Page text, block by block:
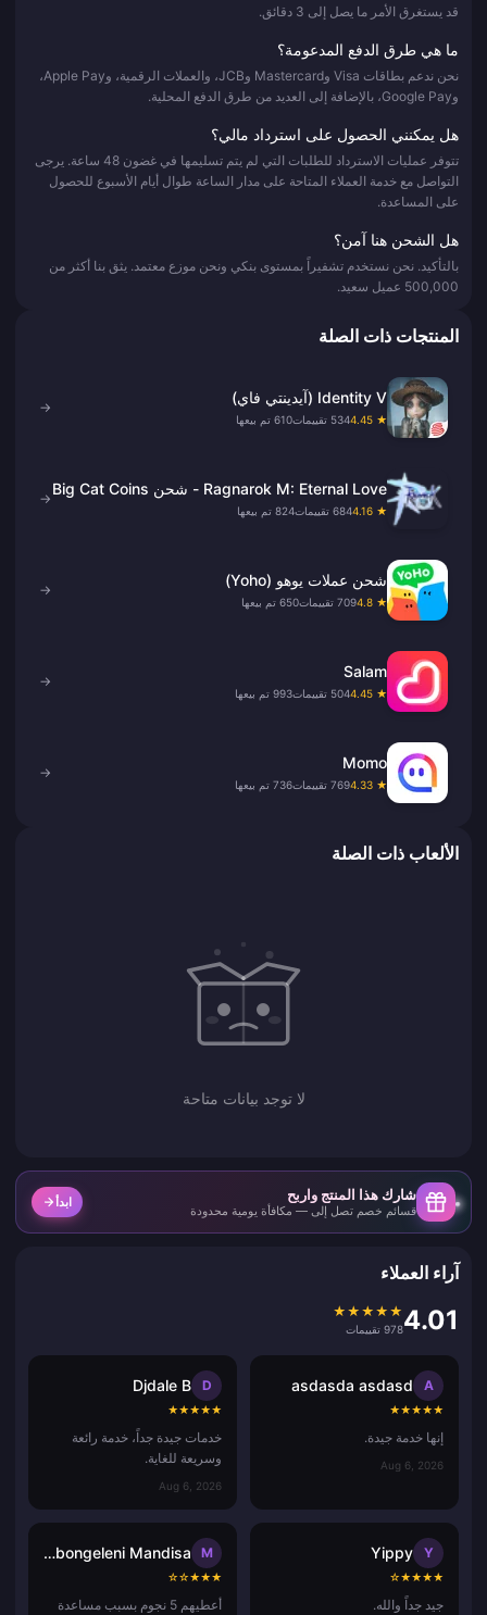
قد يستغرق الأمر ما يصل إلى 3 دقائق.
ما هي طرق الدفع المدعومة؟
نحن ندعم بطاقات Visa وMastercard وJCB، والعملات الرقمية، وApple Pay،
وGoogle Pay، بالإضافة إلى العديد من طرق الدفع المحلية.
هل يمكنني الحصول على استرداد مالي؟
تتوفر عمليات الاسترداد للطلبات التي لم يتم تسليمها في غضون 48 ساعة. يرجى
التواصل مع خدمة العملاء المتاحة على مدار الساعة طوال أيام الأسبوع للحصول
على المساعدة.
هل الشحن هنا آمن؟
بالتأكيد. نحن نستخدم تشفيراً بمستوى بنكي ونحن موزع معتمد. يثق بنا أكثر من
500,000 عميل سعيد.
المنتجات ذات الصلة
Identity V (آيدينتي فاي)
★ 4.45 534 تقييمات 610 تم بيعها
→
Ragnarok M: Eternal Love - شحن Big Cat Coins
★ 4.16 684 تقييمات 824 تم بيعها
→
شحن عملات يوهو (Yoho)
★ 4.8 709 تقييمات 650 تم بيعها
→
Salam
★ 4.45 504 تقييمات 993 تم بيعها
→
Momo
★ 4.33 769 تقييمات 736 تم بيعها
→
الألعاب ذات الصلة
لا توجد بيانات متاحة
شارك هذا المنتج واربح
قسائم خصم تصل إلى — مكافأة يومية محدودة
ابدأ
آراء العملاء
4.01
★
★
★
★
★
978 تقييمات
A
asdasda asdasd
★
★
★
★
★
إنها خدمة جيدة.
Aug 6, 2026
D
Djdale B
★
★
★
★
★
خدمات جيدة جداً، خدمة رائعة
وسريعة للغاية.
Aug 6, 2026
Y
Yippy
★
★
★
★
☆
جيد جداً والله.
M
Mbongeleni Mandisa
★
★
★
☆
☆
أعطيهم 5 نجوم بسبب مساعدة